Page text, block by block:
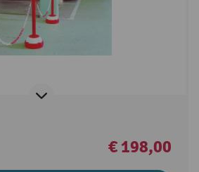
€ 198,00